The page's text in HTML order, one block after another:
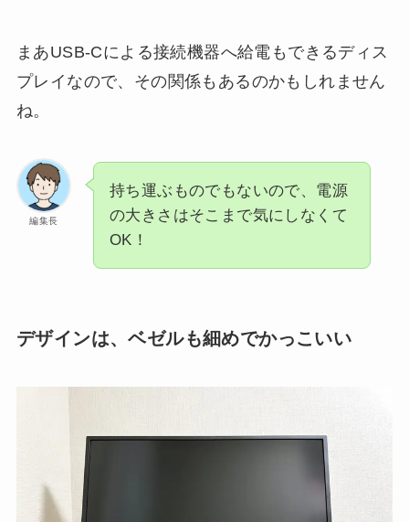
まあUSB-Cによる接続機器へ給電もできるディス
プレイなので、その関係もあるのかもしれません
ね。
編集長
持ち運ぶものでもないので、電源
の大きさはそこまで気にしなくて
OK！
デザインは、ベゼルも細めでかっこいい